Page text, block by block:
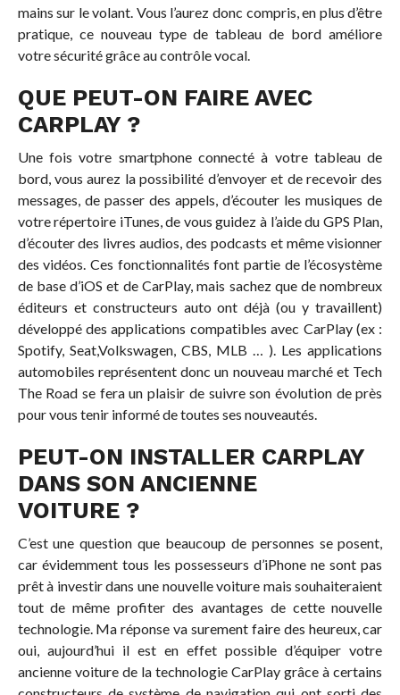
mains sur le volant. Vous l’aurez donc compris, en plus d’être
pratique, ce nouveau type de tableau de bord améliore
votre sécurité grâce au contrôle vocal.
QUE PEUT-ON FAIRE AVEC
CARPLAY ?
Une fois votre smartphone connecté à votre tableau de
bord, vous aurez la possibilité d’envoyer et de recevoir des
messages, de passer des appels, d’écouter les musiques de
votre répertoire iTunes, de vous guidez à l’aide du GPS Plan,
d’écouter des livres audios, des podcasts et même visionner
des vidéos. Ces fonctionnalités font partie de l’écosystème
de base d’iOS et de CarPlay, mais sachez que de nombreux
éditeurs et constructeurs auto ont déjà (ou y travaillent)
développé des applications compatibles avec CarPlay (ex :
Spotify, Seat,Volkswagen, CBS, MLB … ). Les applications
automobiles représentent donc un nouveau marché et Tech
The Road se fera un plaisir de suivre son évolution de près
pour vous tenir informé de toutes ses nouveautés.
PEUT-ON INSTALLER CARPLAY
DANS SON ANCIENNE
VOITURE ?
C’est une question que beaucoup de personnes se posent,
car évidemment tous les possesseurs d’iPhone ne sont pas
prêt à investir dans une nouvelle voiture mais souhaiteraient
tout de même profiter des avantages de cette nouvelle
technologie. Ma réponse va surement faire des heureux, car
oui, aujourd’hui il est en effet possible d’équiper votre
ancienne voiture de la technologie CarPlay grâce à certains